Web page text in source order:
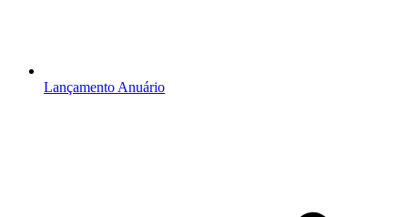
Lançamento Anuário